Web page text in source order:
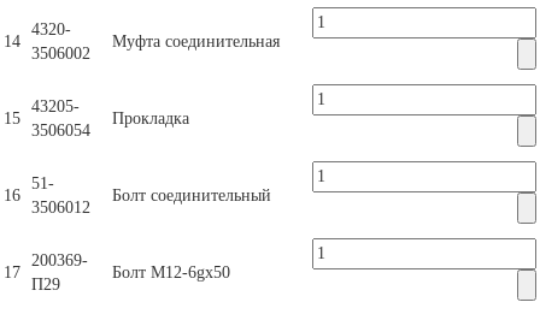
14
4320-
3506002
Муфта соединительная
15
43205-
3506054
Прокладка
16
51-
3506012
Болт соединительный
17
200369-
П29
Болт М12-6gх50